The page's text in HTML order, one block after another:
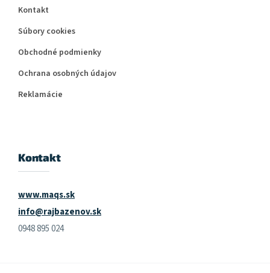
Kontakt
Súbory cookies
Obchodné podmienky
Ochrana osobných údajov
Reklamácie
Kontakt
www.maqs.sk
info@rajbazenov.sk
0948 895 024